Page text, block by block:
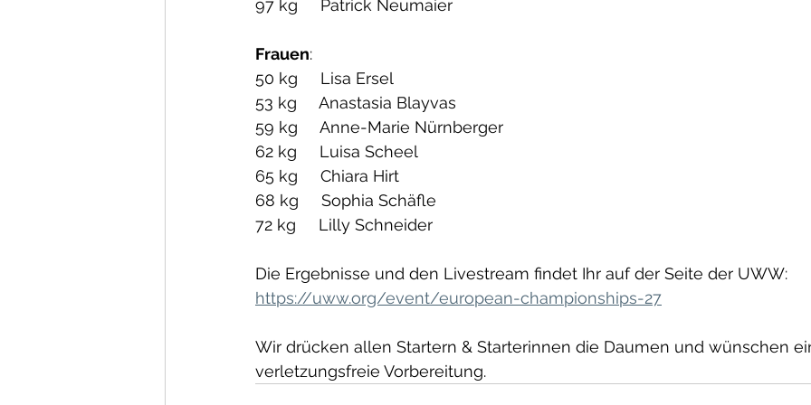
97 kg     Patrick Neumaier
Frauen:
50 kg     Lisa Ersel
53 kg     Anastasia Blayvas
59 kg     Anne-Marie Nürnberger
62 kg     Luisa Scheel
65 kg     Chiara Hirt
68 kg     Sophia Schäfle
72 kg     Lilly Schneider
Die Ergebnisse und den Livestream findet Ihr auf der Seite der UWW:
https://uww.org/event/european-championships-27
Wir drücken allen Startern & Starterinnen die Daumen und wünschen
verletzungsfreie Vorbereitung.